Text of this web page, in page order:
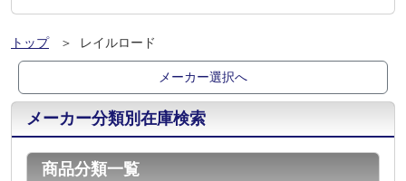
トップ
＞ レイルロード
メーカー選択へ
メーカー分類別在庫検索
商品分類一覧